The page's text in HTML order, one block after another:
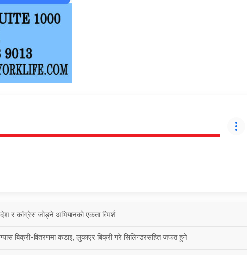
देश र कांग्रेस जोड्ने अभियानको एकता विमर्श
ग्यास बिक्री-वितरणमा कडाइ, लुकाएर बिक्री गरे सिलिन्डरसहित जफत हुने